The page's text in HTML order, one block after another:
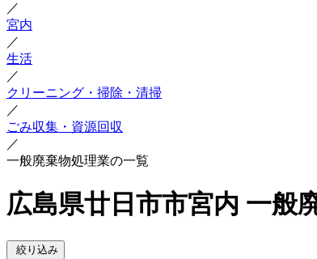
／
宮内
／
生活
／
クリーニング・掃除・清掃
／
ごみ収集・資源回収
／
一般廃棄物処理業の一覧
広島県廿日市市宮内 一般
絞り込み